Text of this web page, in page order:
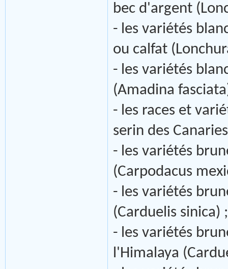
bec d'argent
- les variétés
ou calfat
- les variétés
(Amadina
- les races et
serin des
- les variétés
(Carpodacus
- les variétés
(Carduelis sinica) ;
- les variétés
l'Himalaya